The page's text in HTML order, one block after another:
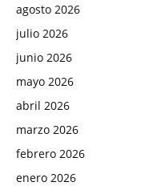
agosto 2026
julio 2026
junio 2026
mayo 2026
abril 2026
marzo 2026
febrero 2026
enero 2026